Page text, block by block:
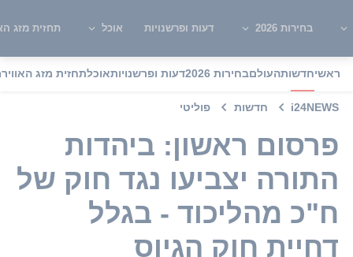
בחירות 2026 דעות ופרשנויות אוכל תחזית מזג
ראשיחדשותהעולםבחירות 2026 דעות ופרשנויותאוכלתחזית מזג האוויר
i24NEWS חדשות פוליטי
פרסום ראשון: ביהדות
התורה יצביעו נגד חוק של
ח"כ מהליכוד - בגלל
דחיית חוק הגיוס